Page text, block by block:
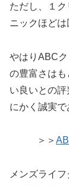
ただし、１
ニックほどは
やはりABC
の豊富さは
い良いとの
にかく誠実で
＞＞
メンズライ